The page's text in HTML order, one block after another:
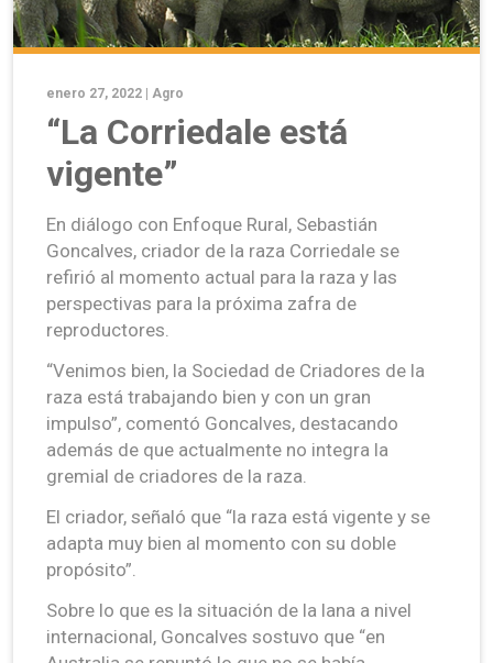
enero 27, 2022 | Agro
“La Corriedale está
vigente”
En diálogo con Enfoque Rural, Sebastián
Goncalves, criador de la raza Corriedale se
refirió al momento actual para la raza y las
perspectivas para la próxima zafra de
reproductores.
“Venimos bien, la Sociedad de Criadores de la
raza está trabajando bien y con un gran
impulso”, comentó Goncalves, destacando
además de que actualmente no integra la
gremial de criadores de la raza.
El criador, señaló que “la raza está vigente y se
adapta muy bien al momento con su doble
propósito”.
Sobre lo que es la situación de la lana a nivel
internacional, Goncalves sostuvo que “en